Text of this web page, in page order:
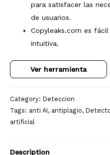
para satisfacer las
de usuarios.
Copyleaks.com es
intuitiva.
Ver herramienta
Category: Deteccion
Tags: anti AI, antiplagio,
artificial
Description